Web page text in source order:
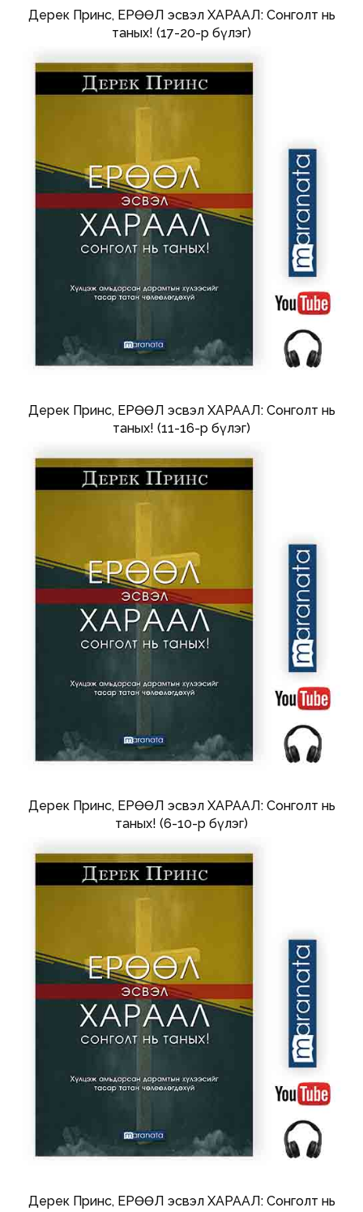
Дерек Принс, ЕРӨӨЛ эсвэл ХАРААЛ: Сонголт нь
таных! (17-20-р бүлэг)
Дерек Принс, ЕРӨӨЛ эсвэл ХАРААЛ: Сонголт нь
таных! (11-16-р бүлэг)
Дерек Принс, ЕРӨӨЛ эсвэл ХАРААЛ: Сонголт нь
таных! (6-10-р бүлэг)
Дерек Принс, ЕРӨӨЛ эсвэл ХАРААЛ: Сонголт нь